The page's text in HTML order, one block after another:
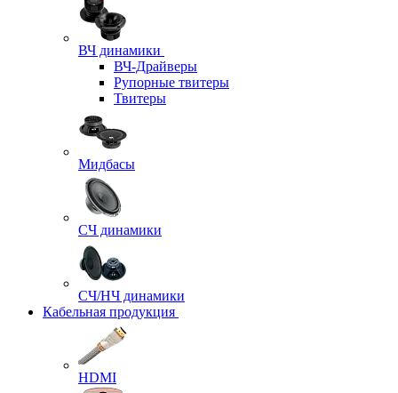
ВЧ динамики
ВЧ-Драйверы
Рупорные твитеры
Твитеры
Мидбасы
СЧ динамики
СЧ/НЧ динамики
Кабельная продукция
HDMI